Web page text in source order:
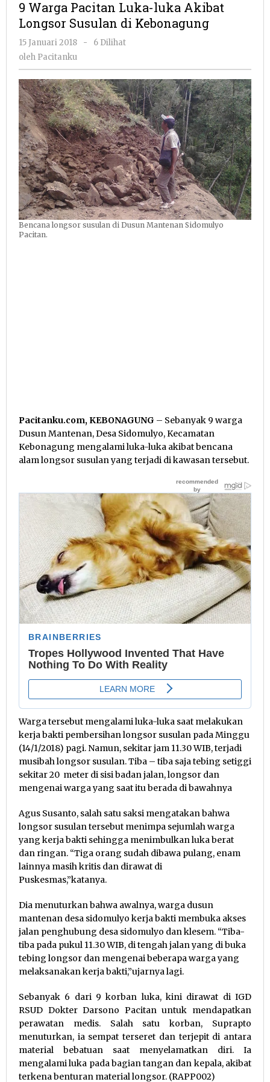
9 Warga Pacitan Luka-luka Akibat
Longsor Susulan di Kebonagung
15 Januari 2018
oleh
-
6 Dilihat
oleh Pacitanku
Bencana longsor susulan di Dusun Mantenan Sidomulyo
Pacitan.
Pacitanku.com, KEBONAGUNG – Sebanyak 9 warga
Dusun Mantenan, Desa Sidomulyo, Kecamatan
Kebonagung mengalami luka-luka akibat bencana
alam longsor susulan yang terjadi di kawasan tersebut.
Warga tersebut mengalami luka-luka saat melakukan
kerja bakti pembersihan longsor susulan pada Minggu
(14/1/2018) pagi. Namun, sekitar jam 11.30 WIB, terjadi
musibah longsor susulan. Tiba – tiba saja tebing setiggi
sekitar 20 meter di sisi badan jalan, longsor dan
mengenai warga yang saat itu berada di bawahnya
Agus Susanto, salah satu saksi mengatakan bahwa
longsor susulan tersebut menimpa sejumlah warga
yang kerja bakti sehingga menimbulkan luka berat
dan ringan. “Tiga orang sudah dibawa pulang, enam
lainnya masih kritis dan dirawat di
Puskesmas,”katanya.
Dia menuturkan bahwa awalnya, warga dusun
mantenan desa sidomulyo kerja bakti membuka akses
jalan penghubung desa sidomulyo dan klesem. “Tiba-
tiba pada pukul 11.30 WIB, di tengah jalan yang di buka
tebing longsor dan mengenai beberapa warga yang
melaksanakan kerja bakti,”ujarnya lagi.
Sebanyak 6 dari 9 korban luka, kini dirawat di IGD
RSUD Dokter Darsono Pacitan untuk mendapatkan
perawatan medis. Salah satu korban, Suprapto
menuturkan, ia sempat terseret dan terjepit di antara
material bebatuan saat menyelamatkan diri. Ia
mengalami luka pada bagian tangan dan kepala, akibat
terkena benturan material longsor. (RAPP002)